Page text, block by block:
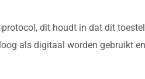
dit houdt in dat dit
als digitaal worden gebruikt